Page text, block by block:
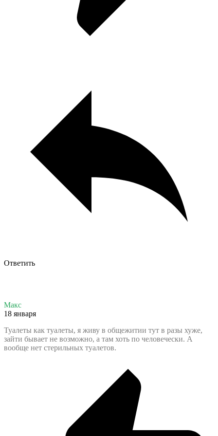
Ответить
Макс
18 января
Туалеты как туалеты, я живу в общежитии тут в разы хуже,
зайти бывает не возможно, а там хоть по человечески. А
вообще нет стерильных туалетов.